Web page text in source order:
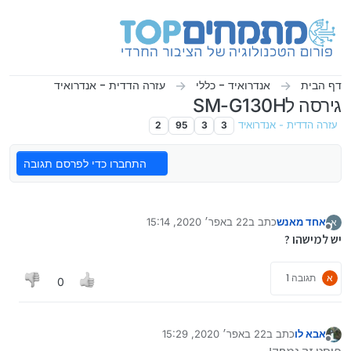
דף הבית אנדרואיד - כללי עזרה הדדית - אנדרואיד
גירסה לSM-G130H
עזרה הדדית - אנדרואיד 3
3
95
2
התחברו כדי לפרסם תגובה
א
מנותק
אחד מאנשכתב ב22 באפר׳ 2020, 15:14
נערך לאחרונה על ידי
יש למישהו ?
א תגובה 1 0
אבא לוכתב ב22 באפר׳ 2020, 15:29
נערך לאחרונה על ידי